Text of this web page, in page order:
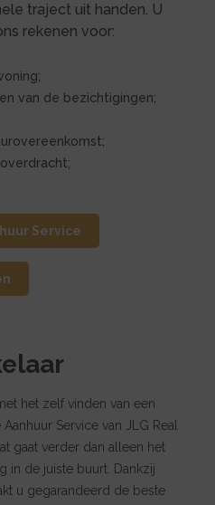
traject uit handen. U
rekenen voor:
van de bezichtigingen;
Service
het zelf vinden van een
Service van JLG Real
gaat verder dan alleen het
in de juiste buurt. Dankzij
u gegarandeerd de beste